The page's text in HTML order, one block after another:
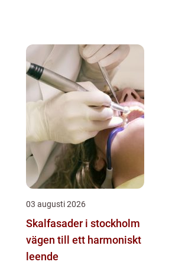
03 augusti 2026
Skalfasader i stockholm
vägen till ett harmoniskt
leende